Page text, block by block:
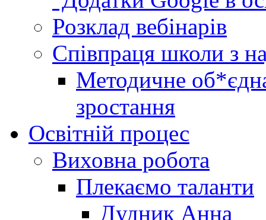
Розклад вебінарів
Співпраця школи з
Методичне
зростання
Освітній процес
Виховна робота
Плекаємо таланти
Дудник Анна